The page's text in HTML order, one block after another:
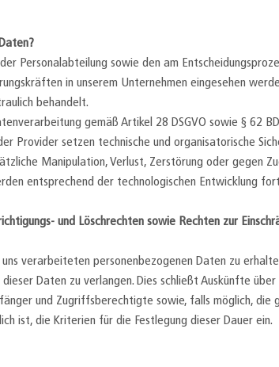
Personalabteilung sowie den am
in unserem Unternehmen eingesehen
behandelt.
gemäß Artikel 28 DSGVO sowie § 62
Provider setzen technische und organisatorische
Manipulation, Verlust, Zerstörung oder gegen
entsprechend der technologischen Entwicklung
und Löschrechten sowie Rechten zur
verarbeiteten personenbezogenen Daten zu
Daten zu verlangen. Dies schließt Auskünfte
und Zugriffsberechtigte sowie, falls möglich, die
ist, die Kriterien für die Festlegung dieser Dauer ein.